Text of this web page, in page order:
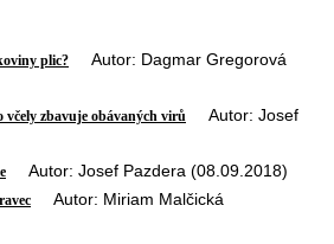
plic? Autor: Dagmar Gregorová
včely zbavuje obávaných virů Autor: Josef
Autor: Josef Pazdera (08.09.2018)
Autor: Miriam Malčická